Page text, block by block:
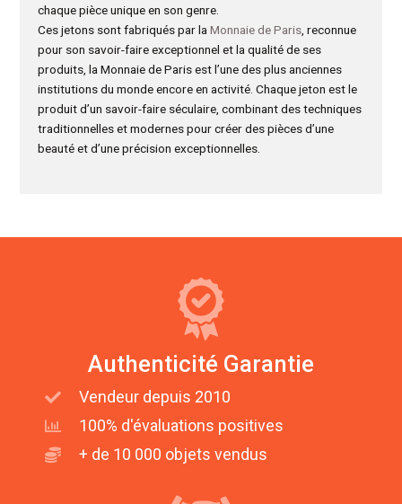
chaque pièce unique en son genre.
Ces jetons sont fabriqués par laMonnaie de Paris, reconnue
pour son savoir-faire exceptionnel et la qualité de ses
produits, la Monnaie de Paris est l’une des plus anciennes
institutions du monde encore en activité. Chaque jeton est le
produit d’un savoir-faire séculaire, combinant des techniques
traditionnelles et modernes pour créer des pièces d’une
beauté et d’une précision exceptionnelles.
Authenticité Garantie
Vendeur depuis 2010
100% d'évaluations positives
+ de 10 000 objets vendus